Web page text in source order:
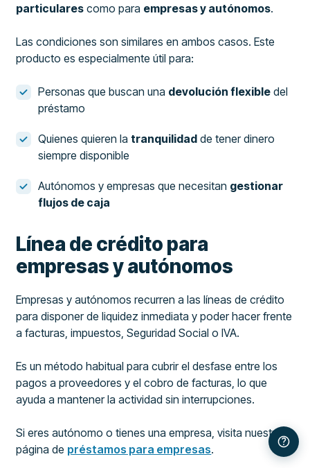
particulares como para empresas y autónomos.
Las condiciones son similares en ambos casos. Este
producto es especialmente útil para:
Personas que buscan una devolución flexible del
préstamo
Quienes quieren latranquilidad de tener dinero
siempre disponible
Autónomos y empresas que necesitan gestionar
flujos de caja
Línea de crédito para
empresas y autónomos
Empresas y autónomos recurren a las líneas de crédito
para disponer de liquidez inmediata y poder hacer frente
a facturas, impuestos, Seguridad Social o IVA.
Es un método habitual para cubrir el desfase entre los
pagos a proveedores y el cobro de facturas, lo que
ayuda a mantener la actividad sin interrupciones.
Si eres autónomo o tienes una empresa, visita nuestra
página de préstamos para empresas.